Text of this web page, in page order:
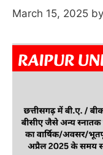
March 15, 2025 by